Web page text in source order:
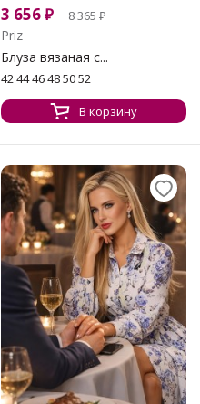
3 656₽ 8 365₽
Priz
Блуза вязаная с...
42 44 46 48 50 52
В корзину